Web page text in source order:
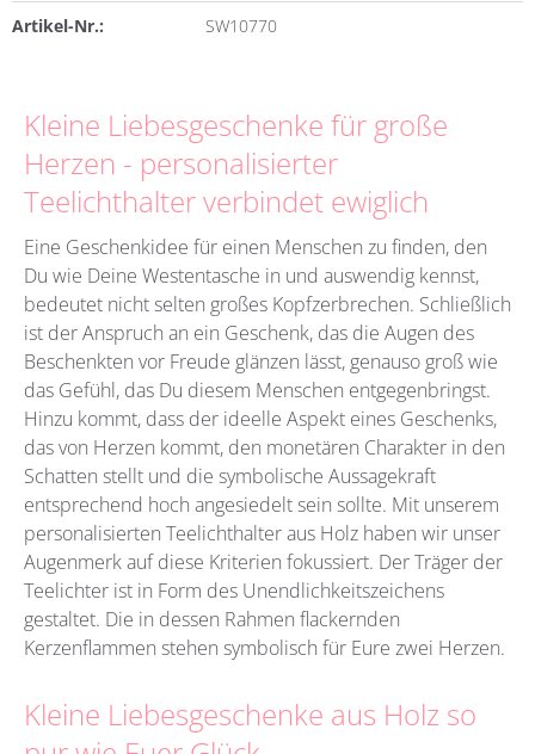
Artikel-Nr.: SW10770
Kleine Liebesgeschenke für große
Herzen - personalisierter
Teelichthalter verbindet ewiglich
Eine Geschenkidee für einen Menschen zu finden, den
Du wie Deine Westentasche in und auswendig kennst,
bedeutet nicht selten großes Kopfzerbrechen. Schließlich
ist der Anspruch an ein Geschenk, das die Augen des
Beschenkten vor Freude glänzen lässt, genauso groß wie
das Gefühl, das Du diesem Menschen entgegenbringst.
Hinzu kommt, dass der ideelle Aspekt eines Geschenks,
das von Herzen kommt, den monetären Charakter in den
Schatten stellt und die symbolische Aussagekraft
entsprechend hoch angesiedelt sein sollte. Mit unserem
personalisierten Teelichthalter aus Holz haben wir unser
Augenmerk auf diese Kriterien fokussiert. Der Träger der
Teelichter ist in Form des Unendlichkeitszeichens
gestaltet. Die in dessen Rahmen flackernden
Kerzenflammen stehen symbolisch für Eure zwei Herzen.
Kleine Liebesgeschenke aus Holz so